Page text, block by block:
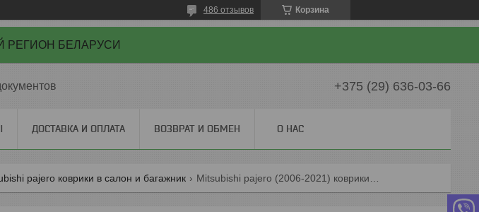
Корзина
486 отзывов
РЕГИОН БЕЛАРУСИ
+375 (29) 636-03-66
ДОСТАВКА И ОПЛАТА ВОЗВРАТ И ОБМЕН О НАС
pajero коврики в салон и багажник